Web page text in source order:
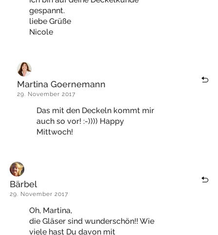
gespannt.
liebe Grüße
Nicole
Martina Goernemann
29. November 2017
Das mit den Deckeln kommt mir
auch so vor! :-)))) Happy
Mittwoch!
Bärbel
29. November 2017
Oh, Martina,
die Gläser sind wunderschön!! Wie
viele hast Du davon mit